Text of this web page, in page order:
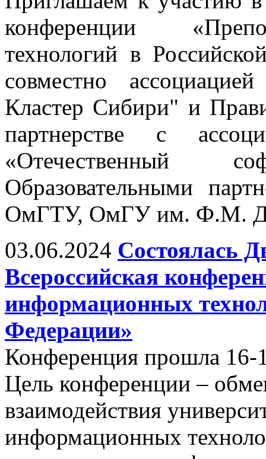
конференции
технологий в
совместно
Кластер Сибири" и
партнерстве с
«Отечественный
Образовательными
ОмГТУ, ОмГУ им. Ф.М.
03.06.2024 Состоялась
Всероссийская
информационных
Федерации»
Конференция прошла 16-
Цель конференции –
взаимодействия
информационных